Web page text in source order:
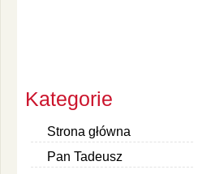
Kategorie
Strona główna
Pan Tadeusz